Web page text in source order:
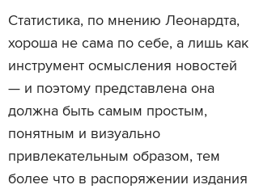
Статистика, по мнению Леонардта,
хороша не сама по себе, а лишь как
инструмент осмысления новостей
— и поэтому представлена она
должна быть самым простым,
понятным и визуально
привлекательным образом, тем
более что в распоряжении издания